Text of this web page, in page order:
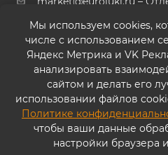
г. Москва, ул. Генерала
© 2026 ООО «ППК «Практика».
Согласие на обработку
Мы используем cookies,
числе с использованием
Яндекс Метрика и VK
анализировать
сайтом и делать его
использовании файлов
Политике
чтобы ваши данные
настройки браузера